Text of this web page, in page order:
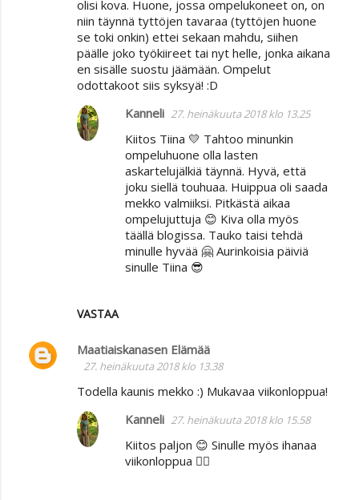
olisi kova. Huone, jossa ompelukoneet on, on
niin täynnä tyttöjen tavaraa (tyttöjen huone
se toki onkin) ettei sekaan mahdu, siihen
päälle joko työkiireet tai nyt helle, jonka aikana
en sisälle suostu jäämään. Ompelut
odottakoot siis syksyä! :D
VASTAA
Kanneli 27. heinäkuuta 2018 klo 13.25
Kiitos Tiina 💛 Tahtoo minunkin
ompeluhuone olla lasten
askartelujälkiä täynnä. Hyvä, että
joku siellä touhuaa. Huippua oli saada
mekko valmiiksi. Pitkästä aikaa
ompelujuttuja 😊 Kiva olla myös
täällä blogissa. Tauko taisi tehdä
minulle hyvää 🤗 Aurinkoisia päiviä
sinulle Tiina 😎
Maatiaiskanasen Elämää
27. heinäkuuta 2018 klo 13.38
Todella kaunis mekko :) Mukavaa viikonloppua!
Kanneli 27. heinäkuuta 2018 klo 15.58
Kiitos paljon 😊 Sinulle myös ihanaa
viikonloppua 🙋‍♀️